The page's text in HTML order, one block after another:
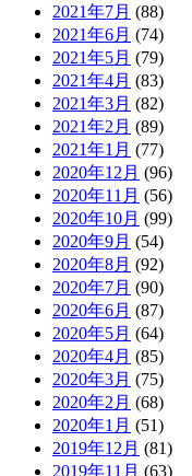
2021年7月 (88)
2021年6月 (74)
2021年5月 (79)
2021年4月 (83)
2021年3月 (82)
2021年2月 (89)
2021年1月 (77)
2020年12月 (96)
2020年11月 (56)
2020年10月 (99)
2020年9月 (54)
2020年8月 (92)
2020年7月 (90)
2020年6月 (87)
2020年5月 (64)
2020年4月 (85)
2020年3月 (75)
2020年2月 (68)
2020年1月 (51)
2019年12月 (81)
2019年11月 (63)